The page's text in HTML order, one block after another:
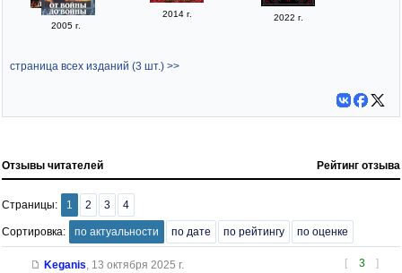
2005 г.
2014 г. 2022 г.
страница всех изданий (3 шт.) >>
Отзывы читателей Рейтинг отзыва
Страницы: 1 2 3 4
Сортировка: по актуальности по дате по рейтингу по оценке
[ 3 ]
Keganis, 13 октября 2025 г.